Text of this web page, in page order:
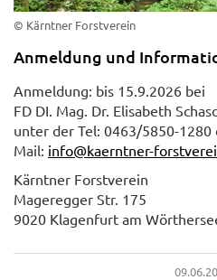
© Kärntner Forstverein
Anmeldung und
Anmeldung: bis 15.9.2026 bei
FD DI. Mag. Dr. Elisabeth
unter der Tel: 0463/5850-1280
Mail: info@kaerntner-
Kärntner Forstverein
Mageregger Str. 175
9020 Klagenfurt am